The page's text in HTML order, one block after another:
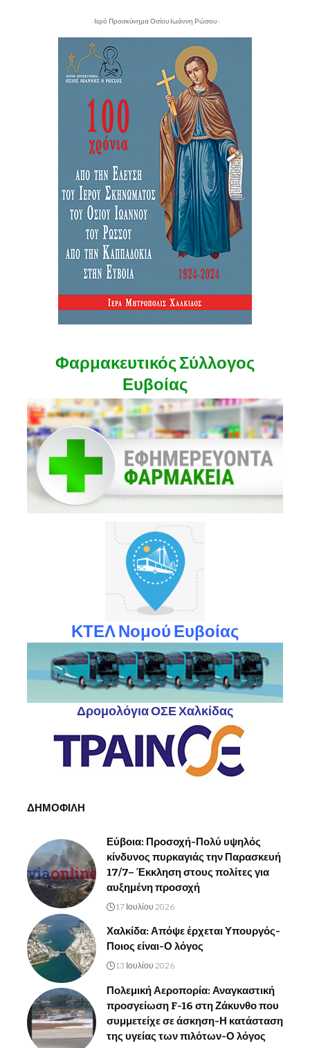
- Ιερό Προσκύνημα Οσίου Ιωάννη Ρώσου -
Φαρμακευτικός Σύλλογος
Ευβοίας
ΚΤΕΛ Νομού Ευβοίας
Δρομολόγια ΟΣΕ Χαλκίδας
ΔΗΜΟΦΙΛΗ
Εύβοια: Προσοχή-Πολύ υψηλός
κίνδυνος πυρκαγιάς την Παρασκευή
17/7– Έκκληση στους πολίτες για
αυξημένη προσοχή
17 Ιουλίου 2026
Χαλκίδα: Απόψε έρχεται Υπουργός-
Ποιος είναι-Ο λόγος
13 Ιουλίου 2026
Πολεμική Αεροπορία: Αναγκαστική
προσγείωση F-16 στη Ζάκυνθο που
συμμετείχε σε άσκηση-Η κατάσταση
της υγείας των πιλότων-Ο λόγος